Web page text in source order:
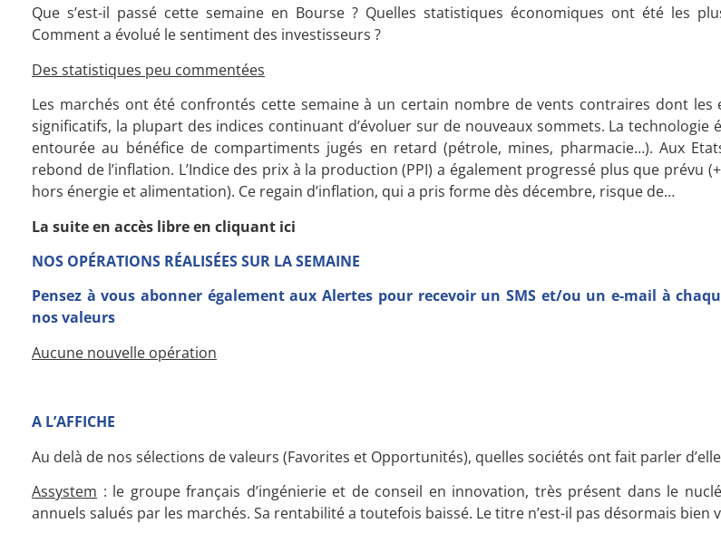
Que s’est-il passé cette semaine en Bourse ? Quelles statistiques économiques ont été les
Comment a évolué le sentiment des investisseurs ?
Des statistiques peu commentées
Les marchés ont été confrontés cette semaine à un certain nombre de vents contraires dont
significatifs, la plupart des indices continuant d’évoluer sur de nouveaux sommets. La
entourée au bénéfice de compartiments jugés en retard (pétrole, mines, pharmacie…). Aux
rebond de l’inflation. L’Indice des prix à la production (PPI) a également progressé plus que prévu
hors énergie et alimentation). Ce regain d’inflation, qui a pris forme dès décembre, risque de…
La suite en accès libre en cliquant ici
NOS OPÉRATIONS RÉALISÉES SUR LA SEMAINE
Pensez à vous abonner également aux Alertes pour recevoir un SMS et/ou un e-mail à
nos valeurs
Aucune nouvelle opération
A L’AFFICHE
Au delà de nos sélections de valeurs (Favorites et Opportunités), quelles sociétés ont fait parler
Assystem : le groupe français d’ingénierie et de conseil en innovation, très présent dans le
annuels salués par les marchés. Sa rentabilité a toutefois baissé. Le titre n’est-il pas désormais bien